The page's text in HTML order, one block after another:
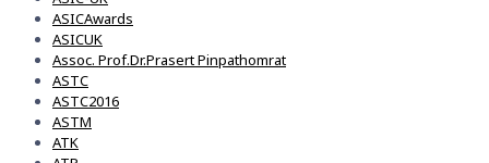
ASICAwards
ASICUK
Assoc. Prof.Dr.Prasert Pinpathomrat
ASTC
ASTC2016
ASTM
ATK